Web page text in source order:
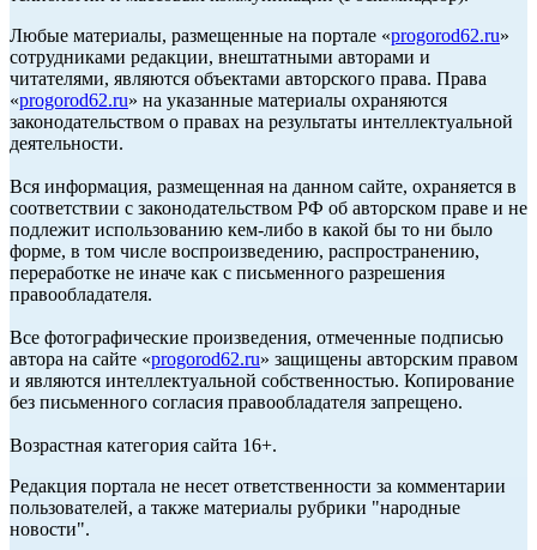
Любые материалы, размещенные на портале «progorod62.ru»
сотрудниками редакции, внештатными авторами и
читателями, являются объектами авторского права. Права
«progorod62.ru» на указанные материалы охраняются
законодательством о правах на результаты интеллектуальной
деятельности.
Вся информация, размещенная на данном сайте, охраняется в
соответствии с законодательством РФ об авторском праве и не
подлежит использованию кем-либо в какой бы то ни было
форме, в том числе воспроизведению, распространению,
переработке не иначе как с письменного разрешения
правообладателя.
Все фотографические произведения, отмеченные подписью
автора на сайте «progorod62.ru» защищены авторским правом
и являются интеллектуальной собственностью. Копирование
без письменного согласия правообладателя запрещено.
Возрастная категория сайта 16+.
Редакция портала не несет ответственности за комментарии
пользователей, а также материалы рубрики "народные
новости".